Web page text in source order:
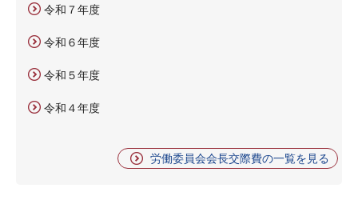
令和７年度
令和６年度
令和５年度
令和４年度
労働委員会会長交際費の一覧を見る